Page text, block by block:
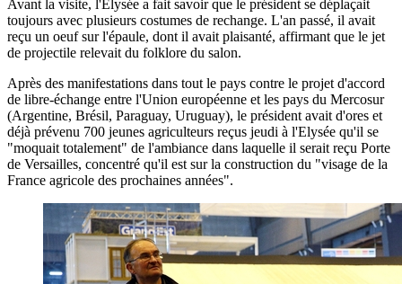
Avant la visite, l'Elysée a fait savoir que le président se déplaçait
toujours avec plusieurs costumes de rechange. L'an passé, il avait
reçu un oeuf sur l'épaule, dont il avait plaisanté, affirmant que le jet
de projectile relevait du folklore du salon.
Après des manifestations dans tout le pays contre le projet d'accord
de libre-échange entre l'Union européenne et les pays du Mercosur
(Argentine, Brésil, Paraguay, Uruguay), le président avait d'ores et
déjà prévenu 700 jeunes agriculteurs reçus jeudi à l'Elysée qu'il se
"moquait totalement" de l'ambiance dans laquelle il serait reçu Porte
de Versailles, concentré qu'il est sur la construction du "visage de la
France agricole des prochaines années".